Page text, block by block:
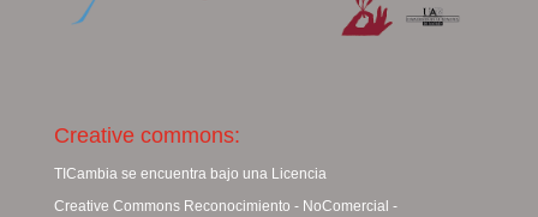
Creative commons:
TICambia se encuentra bajo una Licencia
Creative Commons Reconocimiento - NoComercial -